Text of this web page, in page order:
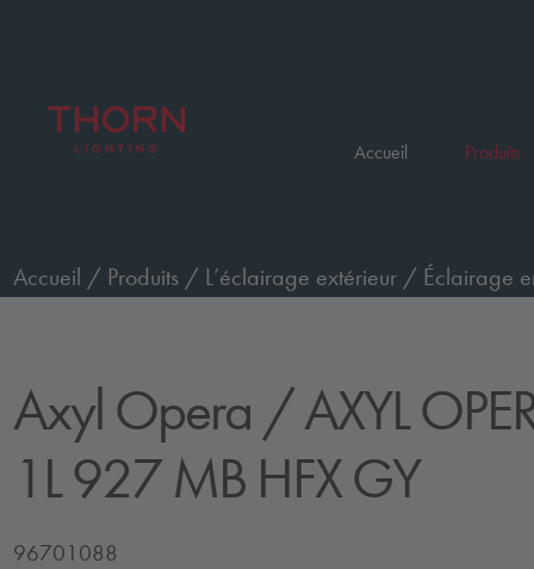
Accueil Produits
Accueil / Produits / L’éclairage extérieur / Éclairage
Axyl Opera / AXYL
1L 927 MB HFX GY
96701088